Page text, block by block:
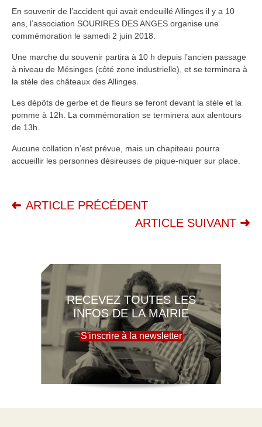
En souvenir de l’accident qui avait endeuillé Allinges il y a 10
ans, l’association SOURIRES DES ANGES organise une
commémoration le samedi 2 juin 2018.
Une marche du souvenir partira à 10 h depuis l’ancien passage
à niveau de Mésinges (côté zone industrielle), et se terminera à
la stèle des châteaux des Allinges.
Les dépôts de gerbe et de fleurs se feront devant la stèle et la
pomme à 12h. La commémoration se terminera aux alentours
de 13h.
Aucune collation n’est prévue, mais un chapiteau pourra
accueillir les personnes désireuses de pique-niquer sur place.
ARTICLE PRÉCÉDENT
ARTICLE SUIVANT
RECEVEZ TOUTES LES
INFOS DE LA MAIRIE
S'inscrire à la newsletter